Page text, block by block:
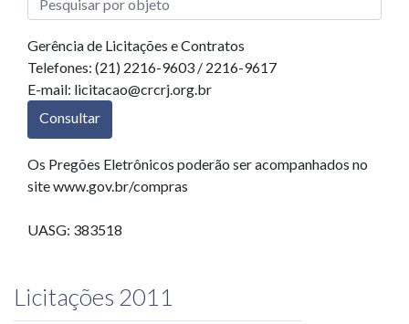
Gerência de Licitações e Contratos
Telefones: (21) 2216-9603 / 2216-9617
E-mail: licitacao@crcrj.org.br
Consultar
Os Pregões Eletrônicos poderão ser acompanhados no
site www.gov.br/compras
UASG: 383518
Licitações 2011